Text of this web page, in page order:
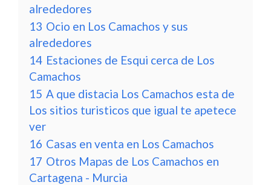
alrededores
13 Ocio en Los Camachos y sus
alrededores
14 Estaciones de Esqui cerca de Los
Camachos
15 A que distacia Los Camachos esta de
Los sitios turisticos que igual te apetece
ver
16 Casas en venta en Los Camachos
17 Otros Mapas de Los Camachos en
Cartagena - Murcia